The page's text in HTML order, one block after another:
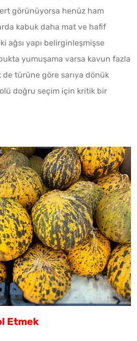
görünüyorsa henüz ham
kabuk daha mat ve hafif
ağsı yapı belirginleşmişse
yumuşama varsa kavun fazla
de türüne göre sarıya dönük
doğru seçim için kritik bir
Etmek